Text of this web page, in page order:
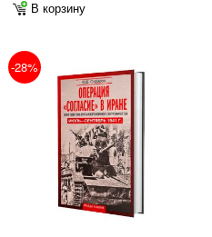
В корзину
-28%